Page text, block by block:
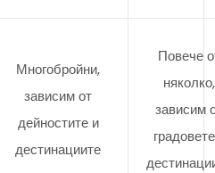
Многобройни,
зависим от
дейностите и
дестинациите
Повече
няколко,
зависим